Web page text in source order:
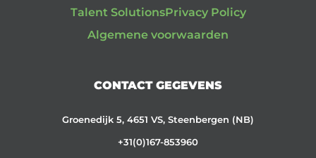
Talent SolutionsPrivacy Policy
Algemene voorwaarden
CONTACT GEGEVENS
Groenedijk 5, 4651 VS, Steenbergen (NB)
+31(0)167-853960